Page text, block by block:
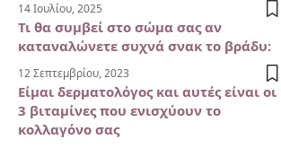
14 Ιουλίου, 2025
Τι θα συμβεί στο σώμα σας αν
καταναλώνετε συχνά σνακ το βράδυ:
12 Σεπτεμβρίου, 2023
Είμαι δερματολόγος και αυτές είναι οι
3 βιταμίνες που ενισχύουν το
κολλαγόνο σας